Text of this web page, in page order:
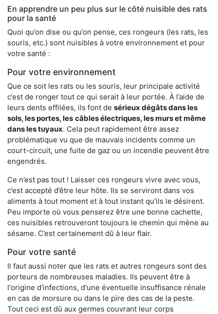
En apprendre un peu plus sur le côté nuisible des rats
pour la santé
Quoi qu’on dise ou qu’on pense, ces rongeurs (les rats, les
souris, etc.) sont nuisibles à votre environnement et pour
votre santé :
Pour votre environnement
Que ce soit les rats ou les souris, leur principale activité
c’est de ronger tout ce qui serait à leur portée. À l’aide de
leurs dents effilées, ils font de sérieux dégâts dans les
sols, les portes, les câbles électriques, les murs et même
dans les tuyaux. Cela peut rapidement être assez
problématique vu que de mauvais incidents comme un
court-circuit, une fuite de gaz ou un incendie peuvent être
engendrés.
Ce n’est pas tout ! Laisser ces rongeurs vivre avec vous,
c’est accepté d’être leur hôte. Ils se serviront dans vos
aliments à tout moment et à tout instant qu’ils le désirent.
Peu importe où vous penserez être une bonne cachette,
ces nuisibles retrouveront toujours le chemin qui mène au
sésame. C’est certainement dû à leur flair.
Pour votre santé
Il faut aussi noter que les rats et autres rongeurs sont des
porteurs de nombreuses maladies. Ils peuvent être à
l'origine d'infections, d'une éventuelle insuffisance rénale
en cas de morsure ou dans le pire des cas de la peste.
Tout ceci est dû aux germes couvrant leur corps